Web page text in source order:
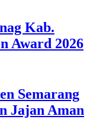
Kab.
Award 2026
Semarang
Jajan Aman